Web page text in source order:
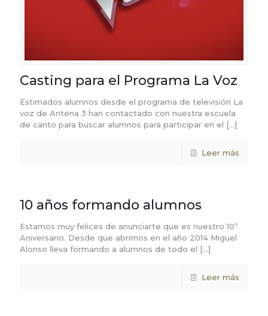
Casting para el Programa La Voz
Estimados alumnos desde el programa de televisión La
voz de Antena 3 han contactado con nuestra escuela
de canto para buscar alumnos para participar en el […]
Leer más
10 años formando alumnos
Estamos muy felices de anunciarte que es nuestro 10º
Aniversario. Desde que abrimos en el año 2014 Miguel
Alonso lleva formando a alumnos de todo el […]
Leer más